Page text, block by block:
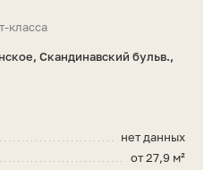
класса
Скандинавский бульв.,
нет данных
от 27,9 м²